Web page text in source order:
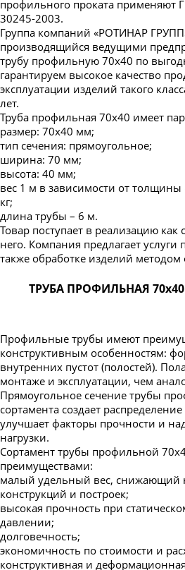
Труба профильная 240х160
Труба профильная 250х150
Труба профильная 300х100
Труба профильная 300х200
Труба профильная 400х200
профильного проката применяют
30245-2003.
Группа компаний «РОТИНАР
производящийся ведущими
трубу профильную 70х40 по
гарантируем высокое качество
эксплуатации изделий такого
лет.
Труба профильная 70х40 имеет
размер: 70х40 мм;
тип сечения: прямоугольное;
ширина: 70 мм;
высота: 40 мм;
вес 1 м в зависимости от толщины
кг;
длина трубы – 6 м.
Товар поступает в реализацию как
него. Компания предлагает услуги
также обработке изделий
ТРУБА ПРОФИЛЬНАЯ
Профильные трубы имеют
конструктивным особенностям:
внутренних пустот (полостей).
монтаже и эксплуатации, чем
Прямоугольное сечение трубы
сортамента создает
улучшает факторы прочности и
нагрузки.
Сортамент трубы профильной
преимуществами:
малый удельный вес, снижающий
конструкций и построек;
высокая прочность при
давлении;
долговечность;
экономичность по стоимости и
конструктивная и